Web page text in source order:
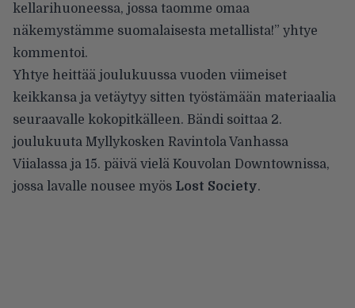
kellarihuoneessa, jossa taomme omaa
näkemystämme suomalaisesta metallista!” yhtye
kommentoi.
Yhtye heittää joulukuussa vuoden viimeiset
keikkansa ja vetäytyy sitten työstämään materiaalia
seuraavalle kokopitkälleen. Bändi soittaa 2.
joulukuuta Myllykosken Ravintola Vanhassa
Viialassa ja 15. päivä vielä Kouvolan Downtownissa,
jossa lavalle nousee myös Lost Society.